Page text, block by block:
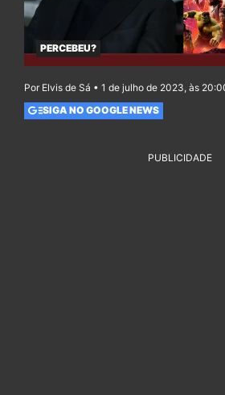
PERCEBEU?
Por Elvis de Sá • 1 de julho de 2023, às
SIGA NO GOOGLE NEWS
PUBLICIDADE